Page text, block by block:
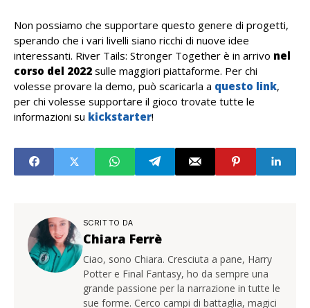
Non possiamo che supportare questo genere di progetti,
sperando che i vari livelli siano ricchi di nuove idee
interessanti. River Tails: Stronger Together è in arrivo nel
corso del 2022 sulle maggiori piattaforme. Per chi
volesse provare la demo, può scaricarla a questo link,
per chi volesse supportare il gioco trovate tutte le
informazioni su kickstarter!
SCRITTO DA
Chiara Ferrè
Ciao, sono Chiara. Cresciuta a pane, Harry
Potter e Final Fantasy, ho da sempre una
grande passione per la narrazione in tutte le
sue forme. Cerco campi di battaglia, magici